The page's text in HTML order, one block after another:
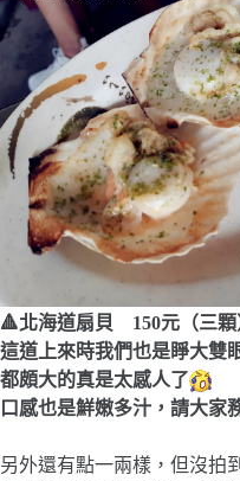
🔺北海道扇貝 150元（三顆
這道上來時我們也是睜大雙
都頗大的真是太感人了
口感也是鮮嫩多汁，請大家
另外還有點一兩樣，但沒拍